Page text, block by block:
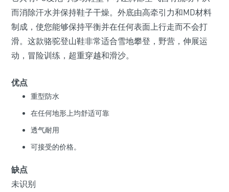
而消除汗水并保持鞋子干燥。外底由高牵引力和MD材料
制成，使您能够保持平衡并在任何表面上行走而不会打
滑。这款骆驼登山鞋非常适合雪地攀登，野营，伸展运
动，冒险训练，超重穿越和滑沙。
优点
重型防水
在任何地形上均舒适可靠
透气耐用
可接受的价格。
缺点
未识别